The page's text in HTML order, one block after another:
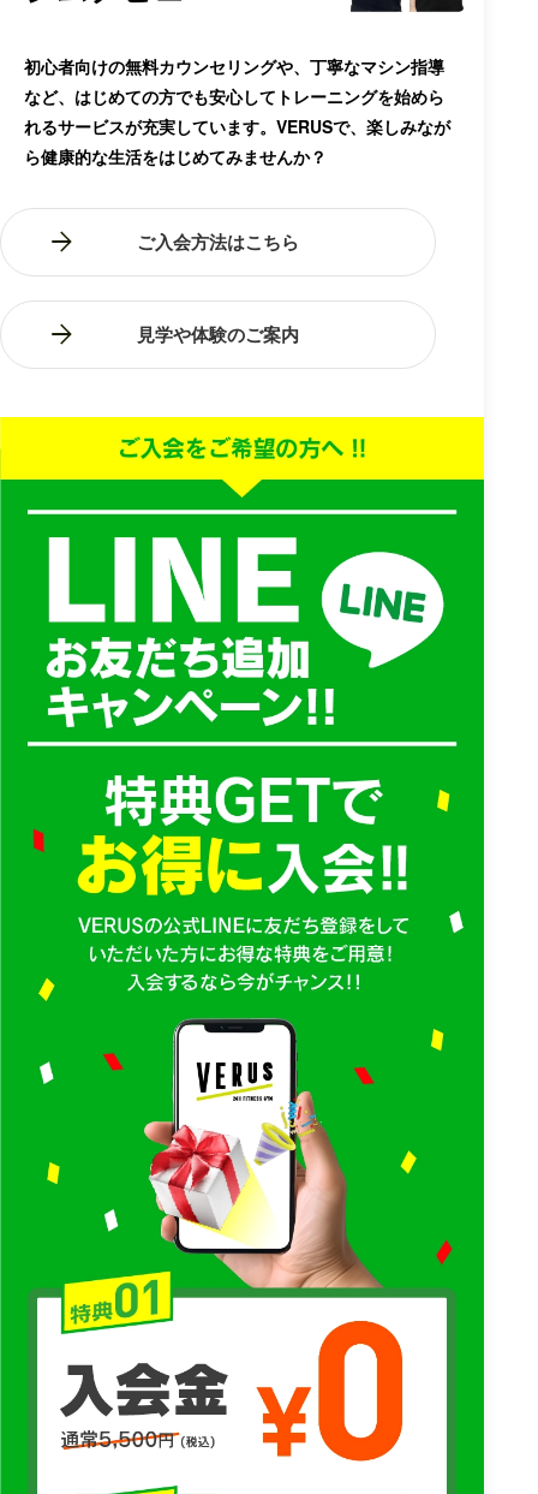
初心者向けの無料カウンセリングや、丁寧なマシン指導
など、はじめての方でも安心してトレーニングを始めら
れるサービスが充実しています。VERUSで、楽しみなが
ら健康的な生活をはじめてみませんか？
ご入会方法はこちら
見学や体験のご案内